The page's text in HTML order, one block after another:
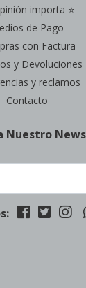
importa ⭐
de Pago
con Factura
y Devoluciones
y reclamos
Contacto
Nuestro